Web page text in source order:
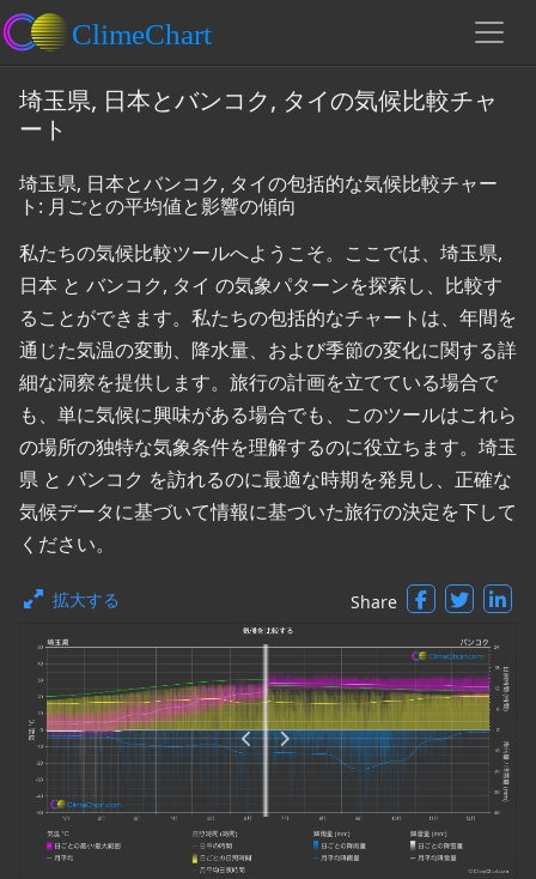
埼玉県, 日本とバンコク, タイの気候比較チャ
ート
埼玉県, 日本とバンコク, タイの包括的な気候比較チャー
ト: 月ごとの平均値と影響の傾向
私たちの気候比較ツールへようこそ。ここでは、埼玉県,
日本 と バンコク, タイ の気象パターンを探索し、比較す
ることができます。私たちの包括的なチャートは、年間を
通じた気温の変動、降水量、および季節の変化に関する詳
細な洞察を提供します。旅行の計画を立てている場合で
も、単に気候に興味がある場合でも、このツールはこれら
の場所の独特な気象条件を理解するのに役立ちます。埼玉
県 と バンコク を訪れるのに最適な時期を発見し、正確な
気候データに基づいて情報に基づいた旅行の決定を下して
ください。
拡大する Share